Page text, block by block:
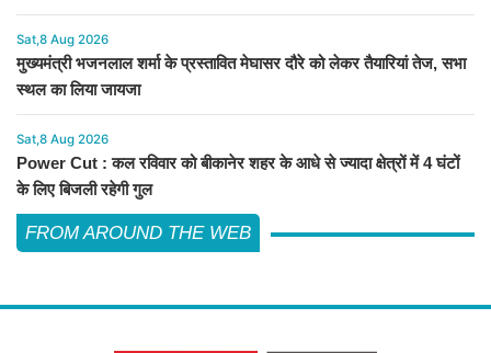
Sat,8 Aug 2026
मुख्यमंत्री भजनलाल शर्मा के प्रस्तावित मेघासर दौरे को लेकर तैयारियां तेज, सभा
स्थल का लिया जायजा
Sat,8 Aug 2026
Power Cut : कल रविवार को बीकानेर शहर के आधे से ज्यादा क्षेत्रों में 4 घंटों
के लिए बिजली रहेगी गुल
FROM AROUND THE WEB